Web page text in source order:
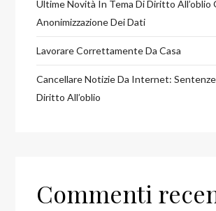
Ultime Novità In Tema Di Diritto All’oblio
Anonimizzazione Dei Dati
Lavorare Correttamente Da Casa
Cancellare Notizie Da Internet:
Diritto All’oblio
Commenti